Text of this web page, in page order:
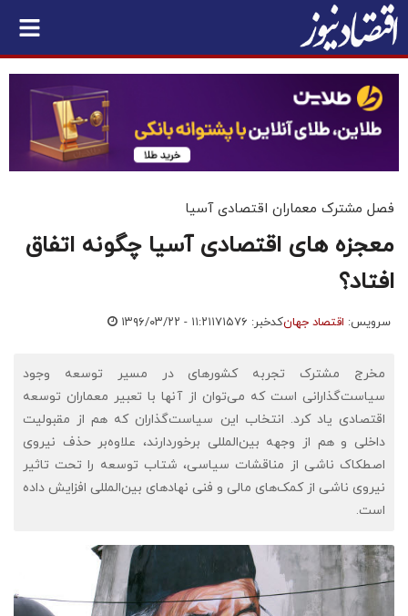
فصل مشترک معماران اقتصادی آسیا
معجزه های اقتصادی آسیا چگونه اتفاق
افتاد؟
سرویس: اقتصاد جهانکدخبر: ۱۷۱۵۷۶ ۱۳۹۶/۰۳/۲۲ - ۱۱:۲۱
مخرج مشترک تجربه کشورهای در مسیر توسعه وجود
سیاست‌گذارانی است که می‌توان از آنها با تعبیر معماران توسعه
اقتصادی یاد کرد. انتخاب این سیاست‌گذاران که هم از مقبولیت
داخلی و هم از وجهه بین‌المللی برخوردارند، علاوه‌بر حذف نیروی
اصطکاک ناشی از مناقشات سیاسی، شتاب توسعه را تحت تاثیر
نیروی ناشی از کمک‌های مالی و فنی نهادهای بین‌المللی افزایش داده
است.